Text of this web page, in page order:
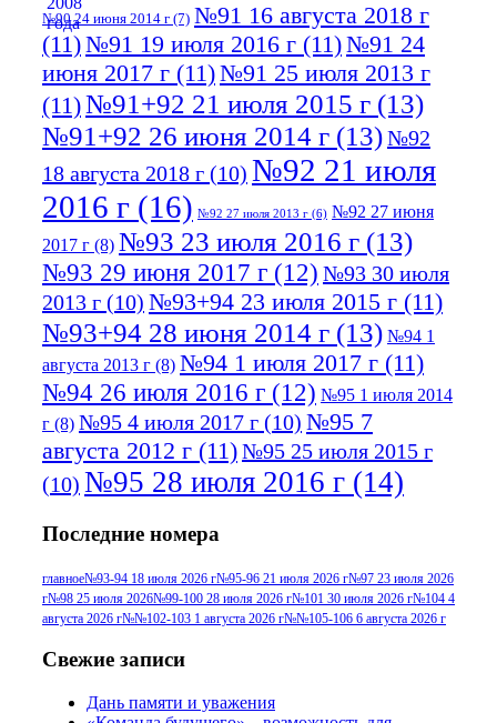
№90 24 июня 2014 г (7) №91 16 августа 2018 г
(11)№91 19 июля 2016 г (11)№91 24
июня 2017 г (11)№91 25 июля 2013 г
(11)№91+92 21 июля 2015 г (13)
№91+92 26 июня 2014 г (13)№92
18 августа 2018 г (10) №92 21 июля
2016 г (16) №92 27 июля 2013 г (6) №92 27 июня
2017 г (8) №93 23 июля 2016 г (13)
№93 29 июня 2017 г (12) №93 30 июля
2013 г (10) №93+94 23 июля 2015 г (11)
№93+94 28 июня 2014 г (13) №94 1
августа 2013 г (8) №94 1 июля 2017 г (11)
№94 26 июля 2016 г (12) №95 1 июля 2014
г (8) №95 4 июля 2017 г (10) №95 7
августа 2012 г (11)№95 25 июля 2015 г
(10) №95 28 июля 2016 г (14)
июля 2017 г(11)№96 9 августа 2012
г(13) №96 28 июля 2015 г(9) №96+97 3
июля 2014 г(10)№96+97 30 июля
июля 2017 г
2012 г(15)№97 30 июля 2015 г
Последние номера
главное№93-94 18 июля 2026 г№95-96 21 июля 2026 г№97 23 июля 2026
г№98 25 июля 2026№99-100 28 июля 2026 г№101 30 июля 2026 г№104 4
августа 2026 г№№102-103 1 августа 2026 г№№105-106 6 августа 2026 г
Свежие записи
Дань памяти и уважения